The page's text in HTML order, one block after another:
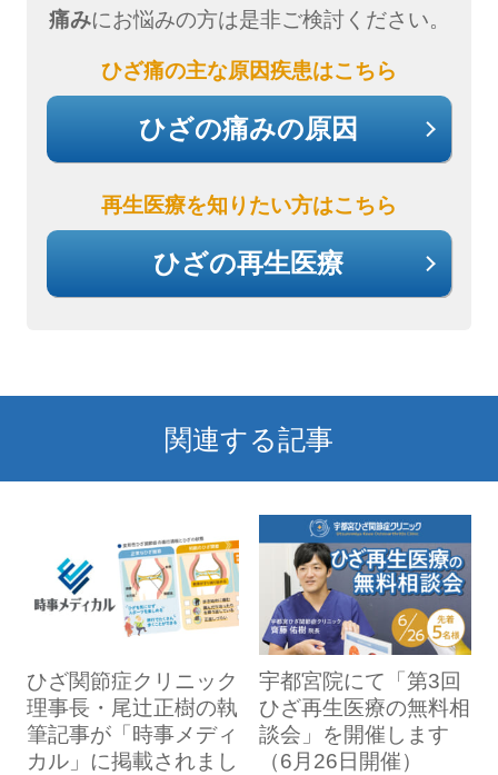
痛みにお悩みの方は是非ご検討ください。
ひざ痛の主な原因疾患はこちら
ひざの痛みの原因
再生医療を知りたい方はこちら
ひざの再生医療
関連する記事
ひざ関節症クリニック
理事長・尾辻正樹の執
筆記事が「時事メディ
カル」に掲載されまし
宇都宮院にて「第3回
ひざ再生医療の無料相
談会」を開催します
（6月26日開催）